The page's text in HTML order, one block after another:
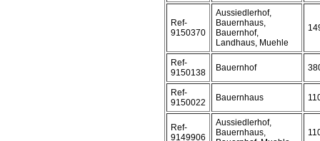
Ref-
9150370
Aussiedlerhof,
Bauernhaus,
Bauernhof,
Landhaus, Muehle
Ref-
9150138
Bauernhof
Ref-
9150022
Bauernhaus
Ref-
9149906
Aussiedlerhof,
Bauernhaus,